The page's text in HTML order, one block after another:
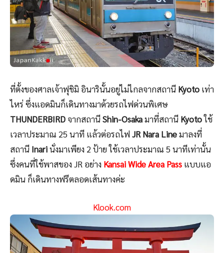
ที่ตั้งของศาลเจ้าฟุชิมิ อินารินั้นอยู่ไม่ไกลจากสถานี Kyoto เท่า
ไหร่ ซึ่งแอดมินก็เดินทางมาด้วยรถไฟด่วนพิเศษ
THUNDERBIRD จากสถานีShin-Osakaมาที่สถานี Kyotoใช้
เวลาประมาณ 25 นาที แล้วต่อรถไฟJR Nara Lineมาลงที่
สถานี Inariนั่งมาเพียง 2 ป้าย ใช้เวลาประมาณ 5 นาทีเท่านั้น
ซึ่งคนที่ใช้พาสของ JR อย่าง Kansai Wide Area Pass แบบแอ
ดมิน ก็เดินทางฟรีตลอดเส้นทางค่ะ
Klook.com